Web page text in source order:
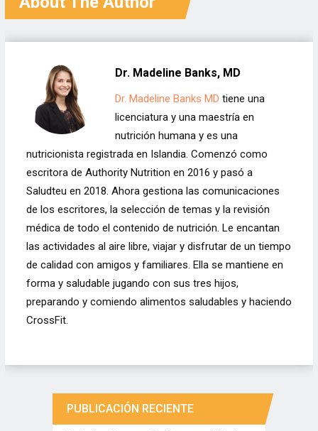
Dr. Madeline Banks, MD
Dr. Madeline Banks MD tiene una
licenciatura y una maestría en
nutrición humana y es una
nutricionista registrada en Islandia. Comenzó como
escritora de Authority Nutrition en 2016 y pasó a
Saludteu en 2018. Ahora gestiona las comunicaciones
de los escritores, la selección de temas y la revisión
médica de todo el contenido de nutrición. Le encantan
las actividades al aire libre, viajar y disfrutar de un tiempo
de calidad con amigos y familiares. Ella se mantiene en
forma y saludable jugando con sus tres hijos,
preparando y comiendo alimentos saludables y haciendo
CrossFit.
PUBLICACIÓN RECIENTE